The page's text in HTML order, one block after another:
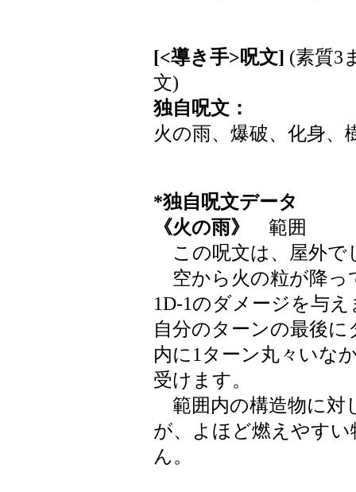
[<導き手>呪文] (素質3
文)
独自呪文：
火の雨、爆破、化身、
*独自呪文データ
《火の雨》
範囲
この呪文は、屋外で
空から火の粒が降っ
1D-1のダメージを与
自分のターンの最後
内に1ターン丸々いな
受けます。
範囲内の構造物に対
が、よほど燃えやす
ん。